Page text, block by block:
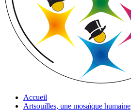
Accueil
Artsouilles, une mosaïque humaine